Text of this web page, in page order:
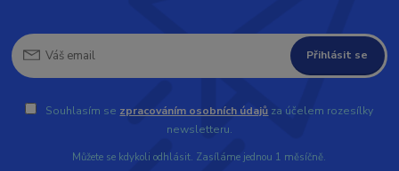
Přihlásit se
Souhlasím se zpracováním osobních údajů za účelem rozesílky
newsletteru.
Můžete se kdykoli odhlásit. Zasíláme jednou 1 měsíčně.